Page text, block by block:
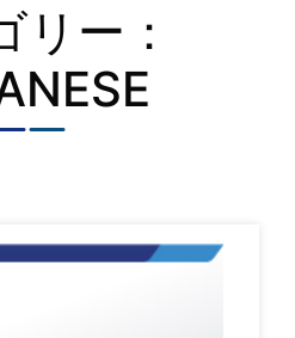
リー：